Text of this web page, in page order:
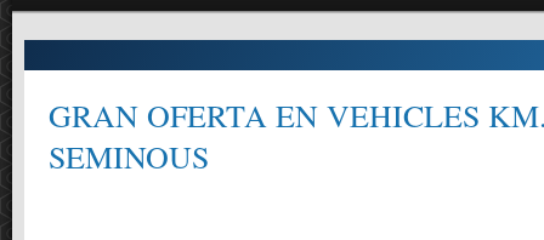
GRAN OFERTA EN VEHICLES
SEMINOUS